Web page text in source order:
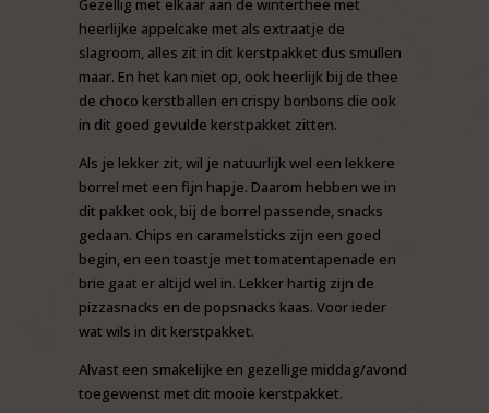
heerlijke appelcake met als extraatje de
slagroom, alles zit in dit kerstpakket dus smullen
maar. En het kan niet op, ook heerlijk bij de thee
de choco kerstballen en crispy bonbons die ook
in dit goed gevulde kerstpakket zitten.
Als je lekker zit, wil je natuurlijk wel een lekkere
borrel met een fijn hapje. Daarom hebben we in
dit pakket ook, bij de borrel passende, snacks
gedaan. Chips en caramelsticks zijn een goed
begin, en een toastje met tomatentapenade en
brie gaat er altijd wel in. Lekker hartig zijn de
pizzasnacks en de popsnacks kaas. Voor ieder
wat wils in dit kerstpakket.
Alvast een smakelijke en gezellige middag/avond
toegewenst met dit mooie kerstpakket.